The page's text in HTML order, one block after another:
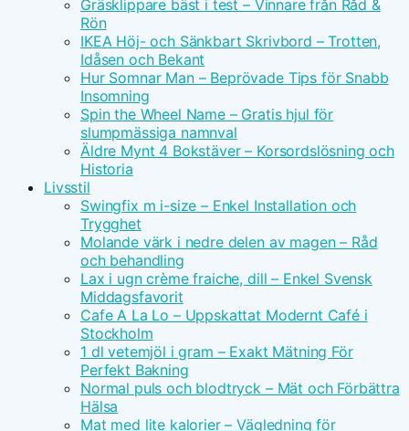
Gräsklippare bäst i test – Vinnare från Råd &
Rön
IKEA Höj- och Sänkbart Skrivbord – Trotten,
Idåsen och Bekant
Hur Somnar Man – Beprövade Tips för Snabb
Insomning
Spin the Wheel Name – Gratis hjul för
slumpmässiga namnval
Äldre Mynt 4 Bokstäver – Korsordslösning och
Historia
Livsstil
Swingfix m i-size – Enkel Installation och
Trygghet
Molande värk i nedre delen av magen – Råd
och behandling
Lax i ugn crème fraiche, dill – Enkel Svensk
Middagsfavorit
Cafe A La Lo – Uppskattat Modernt Café i
Stockholm
1 dl vetemjöl i gram – Exakt Mätning För
Perfekt Bakning
Normal puls och blodtryck – Mät och Förbättra
Hälsa
Mat med lite kalorier – Vägledning för